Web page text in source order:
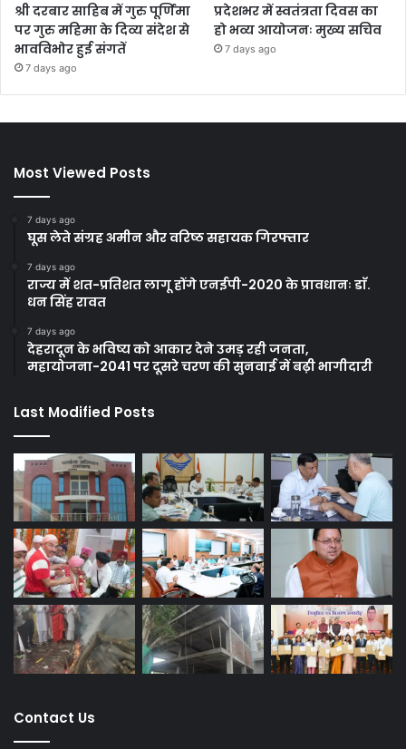
श्री दरबार साहिब में गुरु पूर्णिमा
पर गुरु महिमा के दिव्य संदेश से
भावविभोर हुई संगतें
7 days ago
प्रदेशभर में स्वतंत्रता दिवस का
हो भव्य आयोजनः मुख्य सचिव
7 days ago
Most Viewed Posts
7 days ago
घूस लेते संग्रह अमीन और वरिष्ठ सहायक गिरफ्तार
7 days ago
राज्य में शत-प्रतिशत लागू होंगे एनईपी-2020 के प्रावधानः डाॅ.
धन सिंह रावत
7 days ago
देहरादून के भविष्य को आकार देने उमड़ रही जनता,
महायोजना-2041 पर दूसरे चरण की सुनवाई में बढ़ी भागीदारी
Last Modified Posts
Contact Us